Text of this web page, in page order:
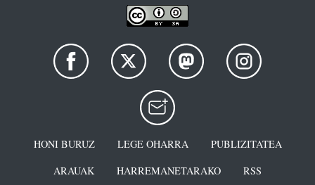
HONI BURUZ LEGE OHARRA
PUBLIZITATEA
ARAUAK
HARREMANETARAKO RSS